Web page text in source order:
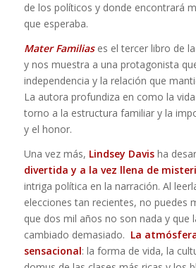
de los políticos y donde encontrará
que esperaba.
Mater Familiases el tercer libro de
y nos muestra a una protagonista
independencia y la relación que
La autora profundiza en como la
torno a la estructura familiar y la
y el honor.
Una vez más, Lindsey Davisha
divertida y a la vez llena de
intriga política en la narración. Al
elecciones tan recientes, no puedes
que dos mil años no son nada y que
cambiado demasiado. La
sensacional: la forma de vida, la